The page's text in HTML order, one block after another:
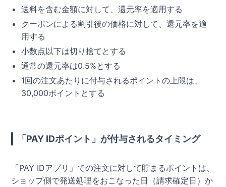
送料を含む金額に対して、還元率を適用する
クーポンによる割引後の価格に対して、還元率を適
用する
小数点以下は切り捨てとする
通常の還元率は0.5%とする
1回の注文あたりに付与されるポイントの上限は、
30,000ポイントとする
「PAY IDポイント」が付与されるタイミング
「PAY IDアプリ」での注文に対して貯まるポイントは、
ショップ側で発送処理をおこなった日（請求確定日）か